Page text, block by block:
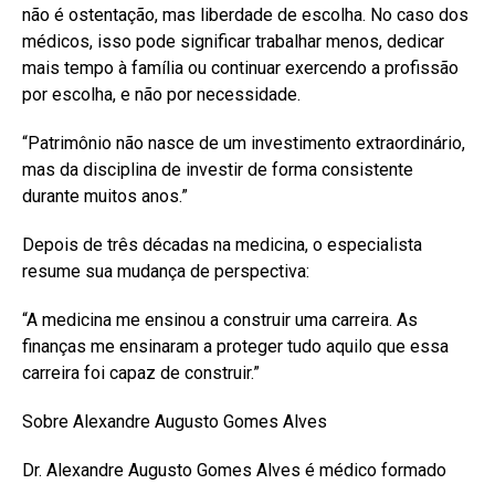
não é ostentação, mas liberdade de escolha. No caso dos
médicos, isso pode significar trabalhar menos, dedicar
mais tempo à família ou continuar exercendo a profissão
por escolha, e não por necessidade.
“Patrimônio não nasce de um investimento extraordinário,
mas da disciplina de investir de forma consistente
durante muitos anos.”
Depois de três décadas na medicina, o especialista
resume sua mudança de perspectiva:
“A medicina me ensinou a construir uma carreira. As
finanças me ensinaram a proteger tudo aquilo que essa
carreira foi capaz de construir.”
Sobre Alexandre Augusto Gomes Alves
Dr. Alexandre Augusto Gomes Alves é médico formado